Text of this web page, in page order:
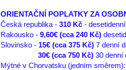
ORIENTAČNÍ POPLATKY ZA
Česká republika - 310 Kč -
Rakousko - 9,60€ (cca 240 Kč)
Slovinsko - 15€ (cca 375 Kč) 7 denní
30€ (cca 750 Kč) 30 denní
Mýtné v Chorvatsku (jedním směrem):